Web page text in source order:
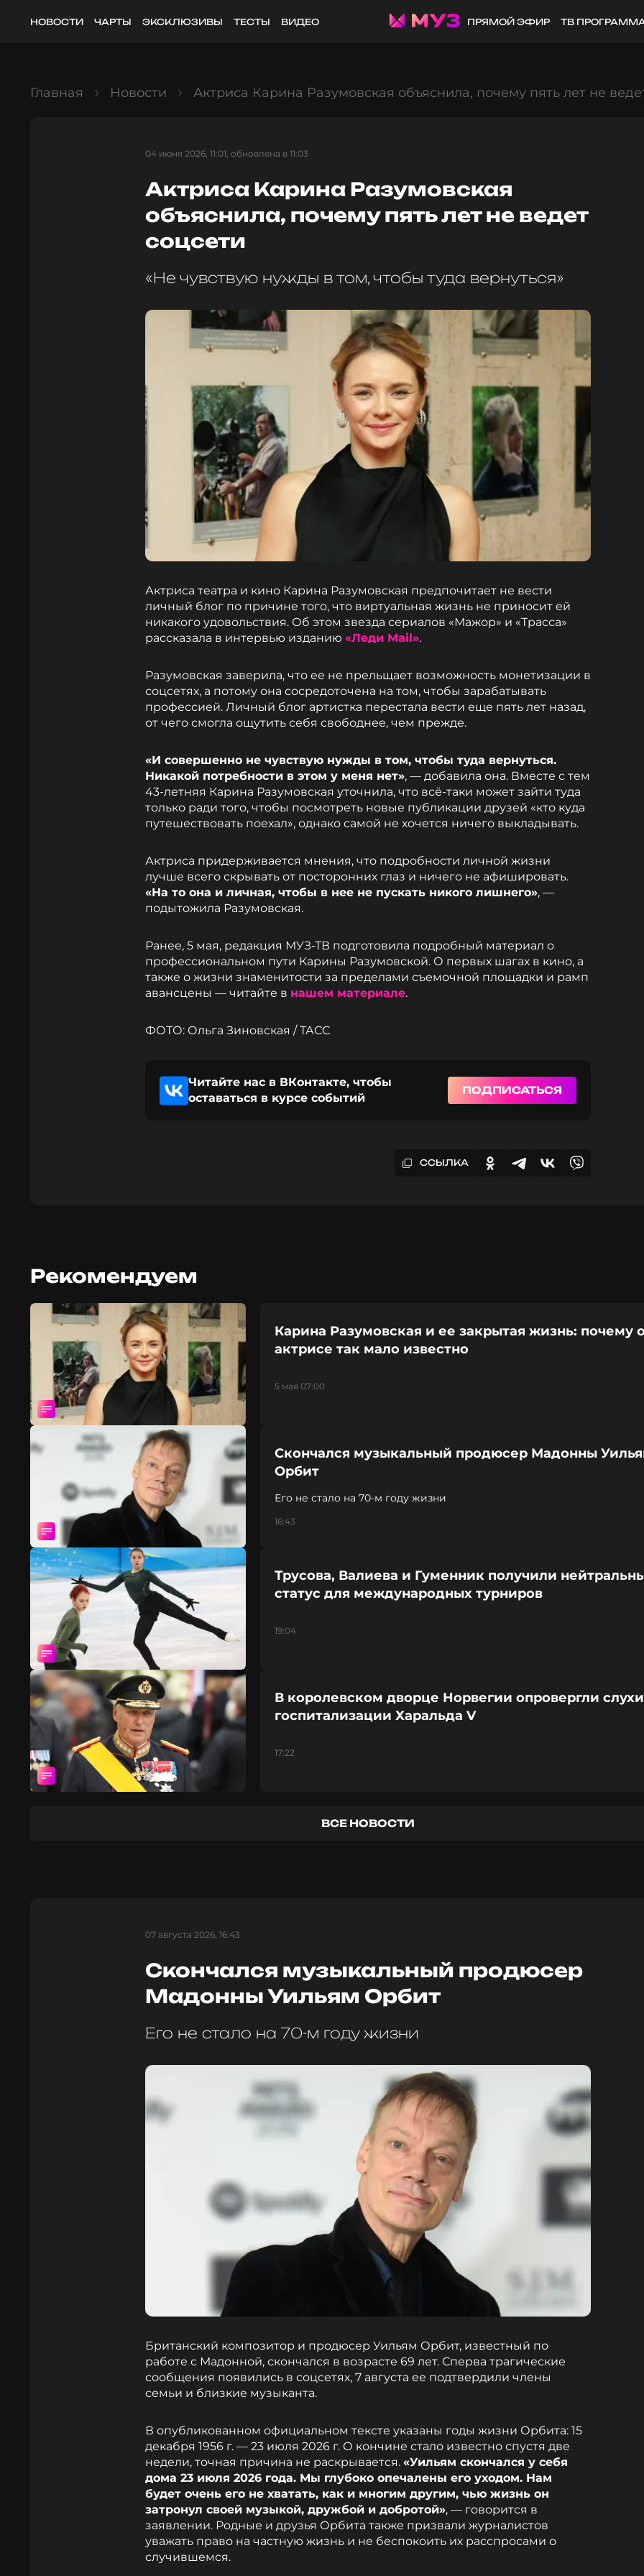
НОВОСТИ ЧАРТЫ ЭКСКЛЮЗИВЫ ТЕСТЫ ВИДЕО ПРЯМОЙ ЭФИР ТВ
Главная Новости Актриса Карина Разумовская объяснила, почему пять лет не
04 июня 2026, 11:01, обновлена в 11:03
Актриса Карина Разумовская
объяснила, почему пять лет не ведет
соцсети
«Не чувствую нужды в том, чтобы туда вернуться»
Актриса театра и кино Карина Разумовская предпочитает не вести
личный блог по причине того, что виртуальная жизнь не приносит ей
никакого удовольствия. Об этом звезда сериалов «Мажор» и «Трасса»
рассказала в интервью изданию «Леди Mail».
Разумовская заверила, что ее не прельщает возможность монетизации в
соцсетях, а потому она сосредоточена на том, чтобы зарабатывать
профессией. Личный блог артистка перестала вести еще пять лет назад,
от чего смогла ощутить себя свободнее, чем прежде.
«И совершенно не чувствую нужды в том, чтобы туда вернуться.
Никакой потребности в этом у меня нет», — добавила она. Вместе с тем
43-летняя Карина Разумовская уточнила, что всё-таки может зайти туда
только ради того, чтобы посмотреть новые публикации друзей «кто куда
путешествовать поехал», однако самой не хочется ничего выкладывать.
Актриса придерживается мнения, что подробности личной жизни
лучше всего скрывать от посторонних глаз и ничего не афишировать.
«На то она и личная, чтобы в нее не пускать никого лишнего», —
подытожила Разумовская.
Ранее, 5 мая, редакция МУЗ-ТВ подготовила подробный материал о
профессиональном пути Карины Разумовской. О первых шагах в кино, а
также о жизни знаменитости за пределами съемочной площадки и рамп
авансцены — читайте в нашем материале.
ФОТО: Ольга Зиновская / ТАСС
Читайте нас в ВКонтакте, чтобы
оставаться в курсе событий
ПОДПИСАТЬСЯ
ССЫЛКА
Рекомендуем
Карина Разумовская и ее закрытая жизнь: почему
актрисе так мало известно
5 мая 07:00
Скончался музыкальный продюсер Мадонны
Орбит
Его не стало на 70-м году жизни
16:43
Трусова, Валиева и Гуменник получили
статус для международных турниров
19:04
В королевском дворце Норвегии опровергли
госпитализации Харальда V
17:22
ВСЕ НОВОСТИ
07 августа 2026, 16:43
Скончался музыкальный продюсер
Мадонны Уильям Орбит
Его не стало на 70-м году жизни
Британский композитор и продюсер Уильям Орбит, известный по
работе с Мадонной, скончался в возрасте 69 лет. Сперва трагические
сообщения появились в соцсетях, 7 августа ее подтвердили члены
семьи и близкие музыканта.
В опубликованном официальном тексте указаны годы жизни Орбита: 15
декабря 1956 г. — 23 июля 2026 г. О кончине стало известно спустя две
недели, точная причина не раскрывается. «Уильям скончался у себя
дома 23 июля 2026 года. Мы глубоко опечалены его уходом. Нам
будет очень его не хватать, как и многим другим, чью жизнь он
затронул своей музыкой, дружбой и добротой», — говорится в
заявлении. Родные и друзья Орбита также призвали журналистов
уважать право на частную жизнь и не беспокоить их расспросами о
случившемся.